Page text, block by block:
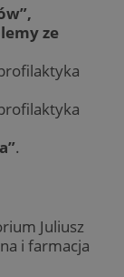
ze
.
Juliusz
i farmacja